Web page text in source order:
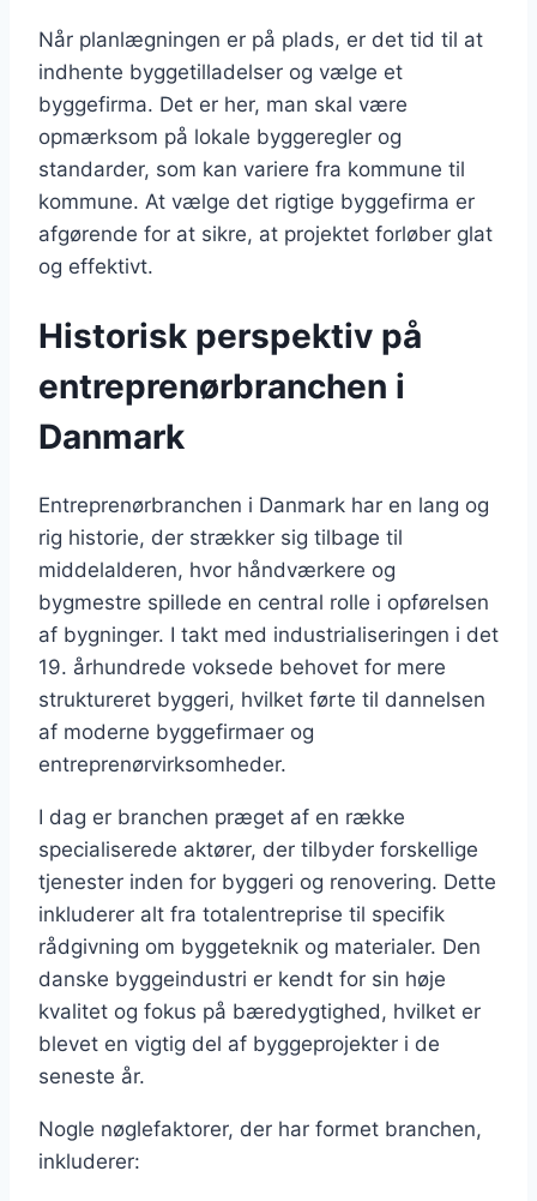
Når planlægningen er på plads, er det tid til at
indhente byggetilladelser og vælge et
byggefirma. Det er her, man skal være
opmærksom på lokale byggeregler og
standarder, som kan variere fra kommune til
kommune. At vælge det rigtige byggefirma er
afgørende for at sikre, at projektet forløber glat
og effektivt.
Historisk perspektiv på
entreprenørbranchen i
Danmark
Entreprenørbranchen i Danmark har en lang og
rig historie, der strækker sig tilbage til
middelalderen, hvor håndværkere og
bygmestre spillede en central rolle i opførelsen
af bygninger. I takt med industrialiseringen i det
19. århundrede voksede behovet for mere
struktureret byggeri, hvilket førte til dannelsen
af moderne byggefirmaer og
entreprenørvirksomheder.
I dag er branchen præget af en række
specialiserede aktører, der tilbyder forskellige
tjenester inden for byggeri og renovering. Dette
inkluderer alt fra totalentreprise til specifik
rådgivning om byggeteknik og materialer. Den
danske byggeindustri er kendt for sin høje
kvalitet og fokus på bæredygtighed, hvilket er
blevet en vigtig del af byggeprojekter i de
seneste år.
Nogle nøglefaktorer, der har formet branchen,
inkluderer: